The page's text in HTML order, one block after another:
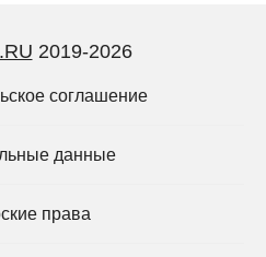
2019-2026
соглашение
данные
права